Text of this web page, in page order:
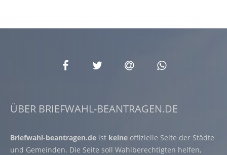
ÜBER BRIEFWAHL-BEANTRAGEN.DE
Briefwahl-beantragen.de ist keine offizielle Seite der Städte
und Gemeinden. Die Seite soll Wahlberechtigten helfen,